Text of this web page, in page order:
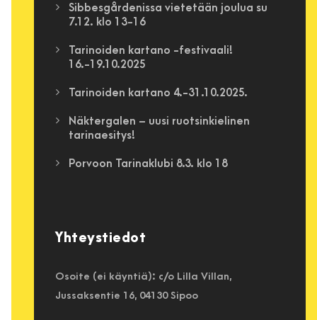
Sibbesgårdenissa vietetään joulua su
7.12. klo 13-16
Tarinoiden kartano -festivaali!
16.-19.10.2025
Tarinoiden kartano 4.-31.10.2025.
Näktergalen – uusi ruotsinkielinen
tarinaesitys!
Porvoon Tarinaklubi 8.3. klo 18
Yhteystiedot
Osoite (ei käyntiä): c/o Lilla Villan,
Jussaksentie 16, 04130 Sipoo